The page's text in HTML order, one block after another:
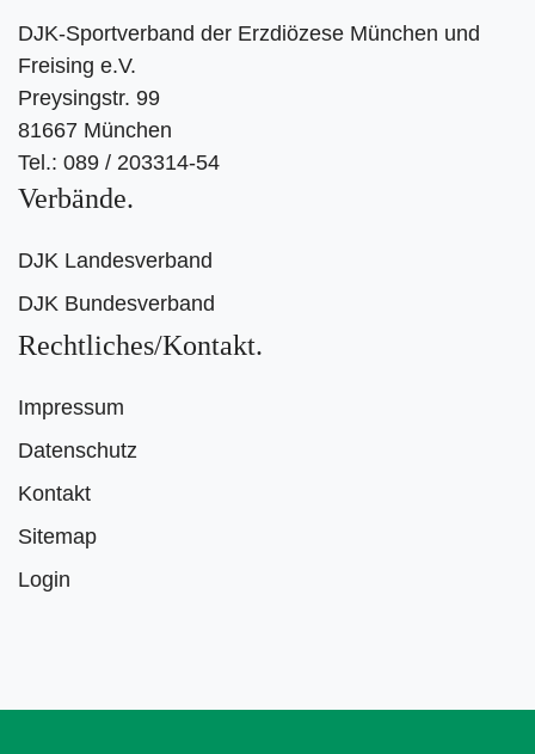
DJK-Sportverband der Erzdiözese München und
Freising e.V.
Preysingstr. 99
81667 München
Tel.: 089 / 203314-54
Verbände
DJK Landesverband
DJK Bundesverband
Rechtliches/Kontakt
Impressum
Datenschutz
Kontakt
Sitemap
Login